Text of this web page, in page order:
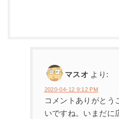
マスオ より:
2020-04-12 9:12 PM
コメントありがとう
いですね。いまだに